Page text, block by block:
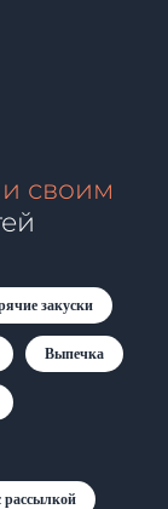
своим
закуски
Выпечка
рассылкой